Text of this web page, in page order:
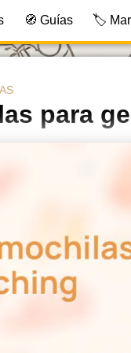
🧭 Guías 🏷️
para